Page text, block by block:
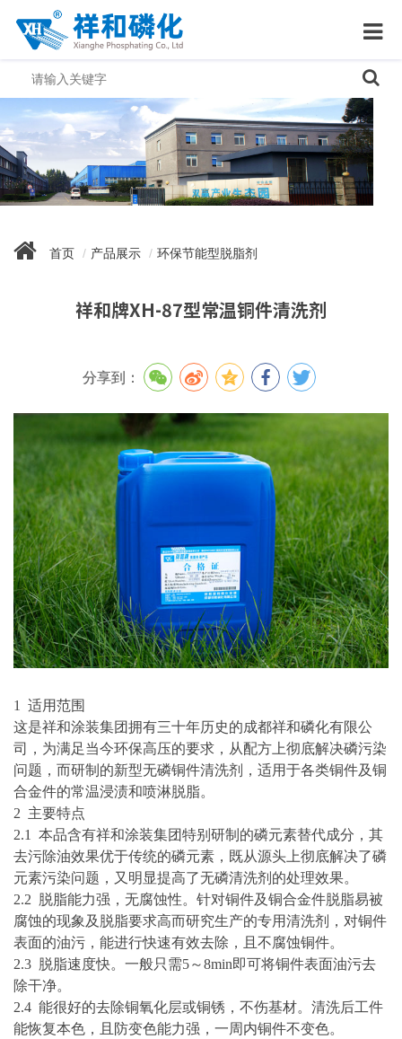
首页 产品展示 环保节能型脱脂剂
祥和牌XH-87型常温铜件清洗剂
分享到：
1 适用范围
这是祥和涂装集团拥有三十年历史的成都祥和磷化有限公
司，为满足当今环保高压的要求，从配方上彻底解决磷污染
问题，而研制的新型无磷铜件清洗剂， 适用于各类铜件及铜
合金件的常温浸渍和喷淋脱脂。
2 主要特点
2.1 本品含有祥和涂装集团特别研制的磷元素替代成分，其
去污除油效果优于传统的磷元素，既从源头上彻底解决了磷
元素污染问题，又明显提高了无磷清洗剂 的处理效果。
2.2 脱脂能力强，无腐蚀性。 针对铜件及铜合金件脱脂易被
腐蚀的现象及脱脂要求高而研究生产的专用清洗剂， 对铜件
表面的油污，能进行快速有效去除，且不腐蚀铜件。
2.3 脱脂速度快。一般只需5～8min即可将铜件表面油污去
除干净。
2.4 能很好的去除铜氧化层或铜锈，不伤基材。清洗后工件
能恢复本色，且防变色能力强，一周内铜件不变色。